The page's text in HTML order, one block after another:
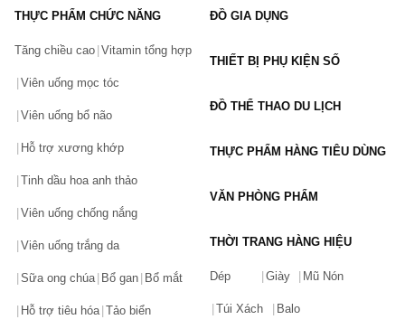
THỰC PHẨM CHỨC NĂNG
Tăng chiều cao Vitamin tổng hợp
Viên uống mọc tóc
Viên uống bổ não
Hỗ trợ xương khớp
Tinh dầu hoa anh thảo
Viên uống chống nắng
Viên uống trắng da
Sữa ong chúa Bổ gan Bổ mắt
Hỗ trợ tiêu hóa Tảo biển
ĐỒ GIA DỤNG
THIẾT BỊ PHỤ KIỆN SỐ
ĐỒ THỂ THAO DU LỊCH
THỰC PHẨM HÀNG TIÊU DÙNG
VĂN PHÒNG PHẨM
THỜI TRANG HÀNG HIỆU
Dép Giày Mũ Nón
Túi Xách Balo